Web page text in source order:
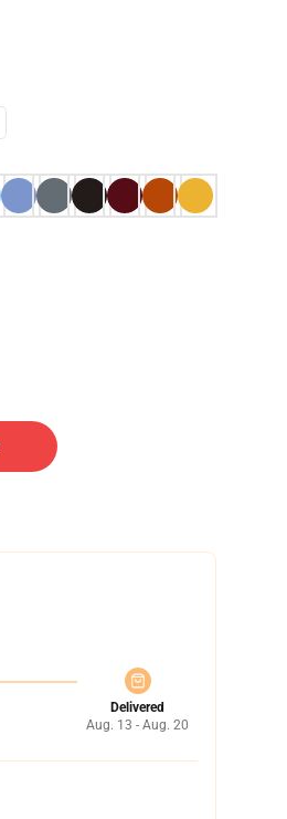
Delivered
Aug. 13 - Aug. 20